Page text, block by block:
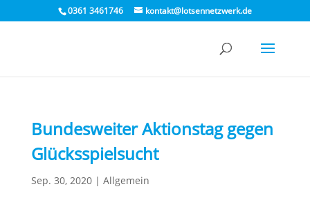
0361 3461746 kontakt@lotsennetzwerk.de
Bundesweiter Aktionstag gegen
Glücksspielsucht
Sep. 30, 2020| Allgemein